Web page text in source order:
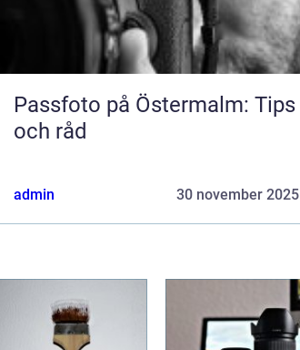
Passfoto på Östermalm: Tips
och råd
admin 30 november 2025